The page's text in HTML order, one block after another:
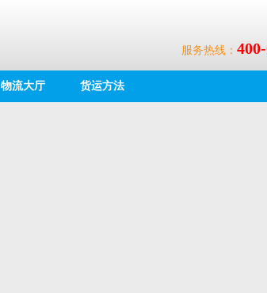
服务热线：
物流大厅 货运方法